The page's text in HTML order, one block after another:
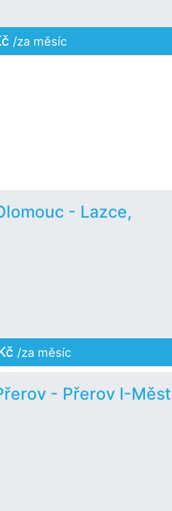
/za měsíc
- Lazce,
/za měsíc
- Přerov I-